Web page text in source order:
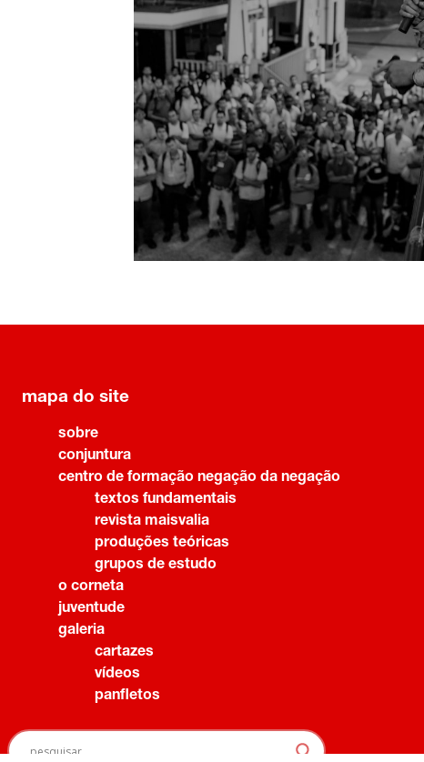
mapa do site
sobre
conjuntura
centro de formação negação da negação
textos fundamentais
revista maisvalia
produções teóricas
grupos de estudo
o corneta
juventude
galeria
cartazes
vídeos
panfletos